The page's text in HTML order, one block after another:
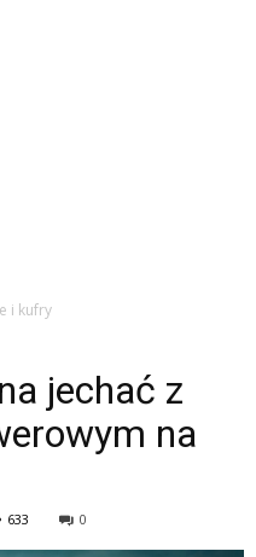
i kufry
jechać z
na
633 0